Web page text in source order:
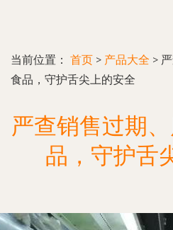
当前位置： 首页 > 产品大全 >
食品，守护舌尖上的安全
严查销售过期
品，守护舌